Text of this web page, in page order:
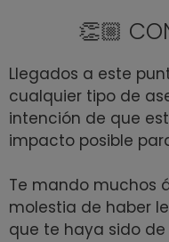
👏🏼
Llegados a este
cualquier tipo de
intención de que
impacto posible
Te mando muchos
molestia de haber
que te haya sido